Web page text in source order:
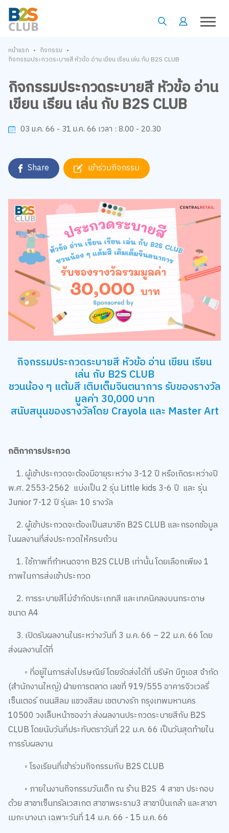
หน้าแรก • กิจกรรม •
กิจกรรมประกวดระบายสี หัวข้อ อ่าน เขียน เรียน เล่น กับ B2S CLUB
กิจกรรมประกวดระบายสี หัวข้อ อ่าน
เขียน เรียน เล่น กับ B2S CLUB
03 ม.ค. 66 - 31 ม.ค. 66 เวลา : 8.00 - 20.30
Share เข้าร่วมกิจกรรม
กิจกรรมประกวดระบายสี หัวข้อ อ่าน เขียน เรียน
เล่น กับ B2S CLUB
ชวนน้อง ๆ แต้มสี เติมเต็มจินตนาการ รับของรางวัล
มูลค่า 30,000 บาท
สนับสนุนของรางวัลโดย Crayola และ Master Art
กติกาการประกวด
1. ผู้เข้าประกวดจะต้องมีอายุระหว่าง 3-12 ปี หรือเกิดระหว่างปี
พ.ศ. 2553-2562 แบ่งเป็น 2 รุ่น Little kids 3-6 ปี และ รุ่น
Junior 7-12 ปี รุ่นละ 10 รางวัล
2. ผู้เข้าประกวดจะต้องเป็นสมาชิก B2S CLUB และกรอกข้อมูล
ในผลงานที่ส่งประกวดให้ครบถ้วน
1. ใช้ภาพที่กำหนดจาก B2S CLUB เท่านั้น โดยเลือกเพียง 1
ภาพในการส่งเข้าประกวด
2. การระบายสีไม่จำกัดประเภทสี และเทคนิคลงบนกระดาษ
ขนาด A4
3. เปิดรับผลงานในระหว่างวันที่ 3 ม.ค. 66 – 22 ม.ค. 66 โดย
ส่งผลงานได้ที่
◦ ที่อยู่ในการส่งไปรษณีย์ โดยจัดส่งได้ที่ บริษัท บีทูเอส จำกัด
(สำนักงานใหญ่) ฝ่ายการตลาด เลขที่ 919/555 อาคารจิวเวลรี่
เซ็นเตอร์ ถนนสีลม แขวงสีลม เขตบางรัก กรุงเทพมหานคร
10500 วงเล็บหน้าซองว่า ส่งผลงานประกวดระบายสีกับ B2S
CLUB โดยนับวันที่ประทับตราวันที่ 22 ม.ค. 66 เป็นวันสุดท้ายใน
การรับผลงาน
◦ โรงเรียนที่เข้าร่วมกิจกรรมกับ B2S CLUB
◦ ภายในงานกิจกรรมวันเด็ก ณ ร้าน B2S 4 สาขา ประกอบ
ด้วย สาขาเซ็นทรัลเวสเกต สาขาพระราม3 สาขาปิ่นเกล้า และสาขา
เมกะบางนา เฉพาะวันที่ 14 ม.ค. 66 - 15 ม.ค. 66